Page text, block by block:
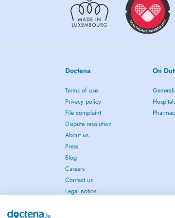
- Mouvements fonctionnels et rééducation
bouge au quotidien et pour la performance
- Dry Needling (Acupuncture médicale) :
Doctena
Terms of use
Privacy policy
File complaint
Dispute resolution
About us
Press
Blog
Careers
Contact us
Legal notice
On